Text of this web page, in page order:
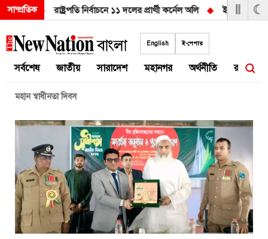
সাম্প্রতিক
চূড়ান্ত! ◆ রাষ্ট্রপতি নির্বাচনে ১১ দলের প্রার্থী কর্নেল অলি ◆ ইরানের শর্ত
☾
to
English ই-পেপার
সর্বশেষ জাতীয় সারাদেশ মহানগর অর্থনীতি রাজনীতি
মহান স্বাধীনতা দিবস